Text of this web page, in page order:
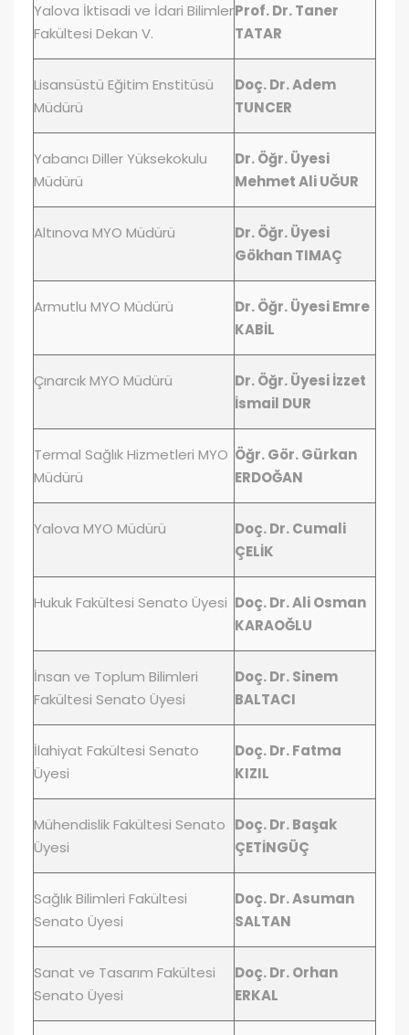
Yalova İktisadi ve İdari Bilimler
Fakültesi Dekan V.
Prof. Dr. Taner
TATAR
Lisansüstü Eğitim Enstitüsü
Müdürü
Doç. Dr. Adem
TUNCER
Yabancı Diller Yüksekokulu
Müdürü
Dr. Öğr. Üyesi
Mehmet Ali UĞUR
Altınova MYO Müdürü
Dr. Öğr. Üyesi
Gökhan TIMAÇ
Armutlu MYO Müdürü
Dr. Öğr. Üyesi Emre
KABİL
Çınarcık MYO Müdürü
Dr. Öğr. Üyesi İzzet
İsmail DUR
Termal Sağlık Hizmetleri MYO
Müdürü
Öğr. Gör. Gürkan
ERDOĞAN
Yalova MYO Müdürü
Doç. Dr. Cumali
ÇELİK
Hukuk Fakültesi Senato Üyesi Doç. Dr. Ali Osman
KARAOĞLU
İnsan ve Toplum Bilimleri
Fakültesi Senato Üyesi
Doç. Dr. Sinem
BALTACI
İlahiyat Fakültesi Senato
Üyesi
Doç. Dr. Fatma
KIZIL
Mühendislik Fakültesi Senato
Üyesi
Doç. Dr. Başak
ÇETİNGÜÇ
Sağlık Bilimleri Fakültesi
Senato Üyesi
Doç. Dr. Asuman
SALTAN
Sanat ve Tasarım Fakültesi
Senato Üyesi
Doç. Dr. Orhan
ERKAL